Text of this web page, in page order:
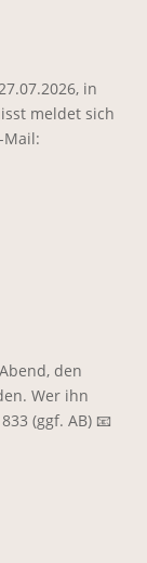
in
meldet sich
Mail:
den
Wer ihn
(ggf. AB) 📧